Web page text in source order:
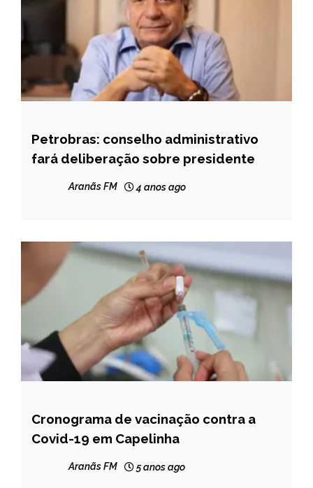
BRASIL
NOTÍCIAS
Petrobras: conselho administrativo
fará deliberação sobre presidente
Aranãs FM 4 anos ago
CAPELINHA
NOTÍCIAS
Cronograma de vacinação contra a
Covid-19 em Capelinha
Aranãs FM 5 anos ago